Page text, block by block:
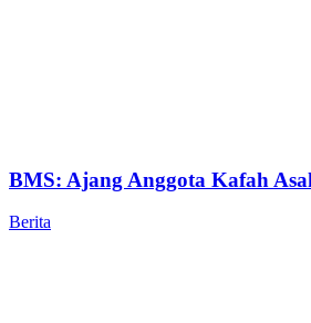
BMS: Ajang Anggota Kafah
Berita